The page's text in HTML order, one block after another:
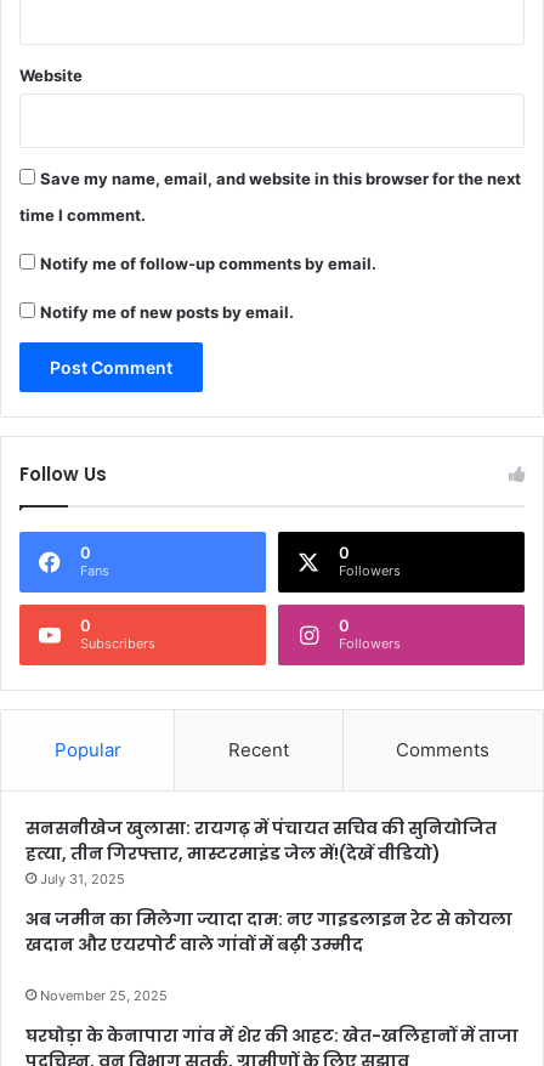
Website
Save my name, email, and website in this browser for the next
time I comment.
Notify me of follow-up comments by email.
Notify me of new posts by email.
Follow Us
0
Fans
0
Followers
0
Subscribers
0
Followers
Popular Recent Comments
सनसनीखेज खुलासा: रायगढ़ में पंचायत सचिव की सुनियोजित
हत्या, तीन गिरफ्तार, मास्टरमाइंड जेल में!(देखें वीडियो)
July 31, 2025
अब जमीन का मिलेगा ज्यादा दाम: नए गाइडलाइन रेट से कोयला
खदान और एयरपोर्ट वाले गांवों में बढ़ी उम्मीद
November 25, 2025
घरघोड़ा के केनापारा गांव में शेर की आहट: खेत-खलिहानों में ताजा
पदचिह्न, वन विभाग सतर्क, ग्रामीणों के लिए सुझाव